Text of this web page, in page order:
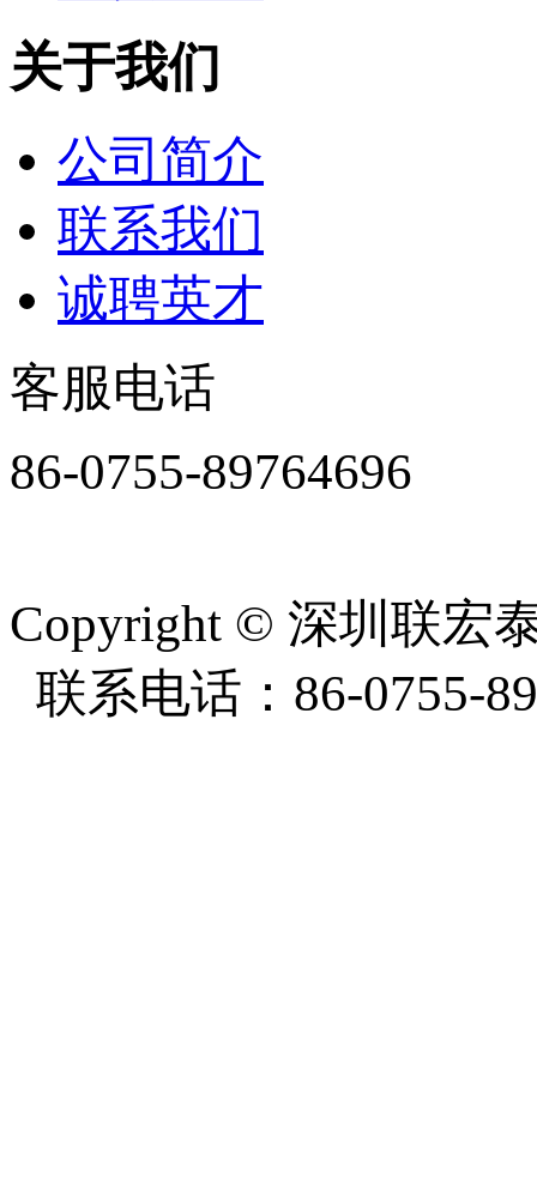
关于我们
公司简介
联系我们
诚聘英才
客服电话
86-0755-89764696
Copyright © 深圳联宏
联系电话：86-0755-